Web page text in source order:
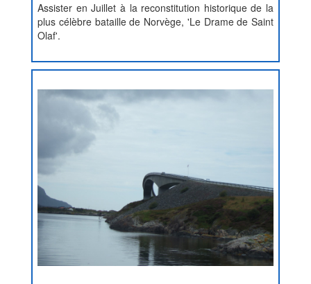
Assister en Juillet à la reconstitution historique de la
plus célèbre bataille de Norvège, 'Le Drame de Saint
Olaf'.